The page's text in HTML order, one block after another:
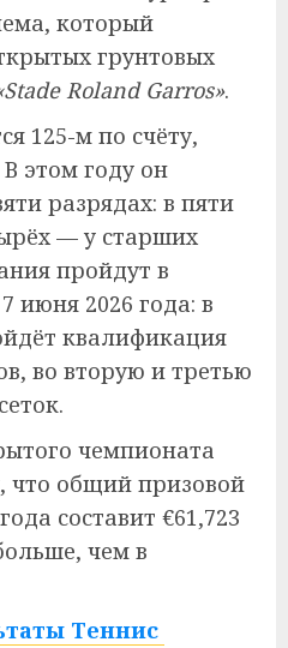
который
грунтовых
Roland Garros».
125-м по счёту,
этом году он
разрядах: в пяти
— у старших
пройдут в
июня 2026 года: в
квалификация
во вторую и третью
чемпионата
что общий призовой
составит €61,723
чем в
Теннис